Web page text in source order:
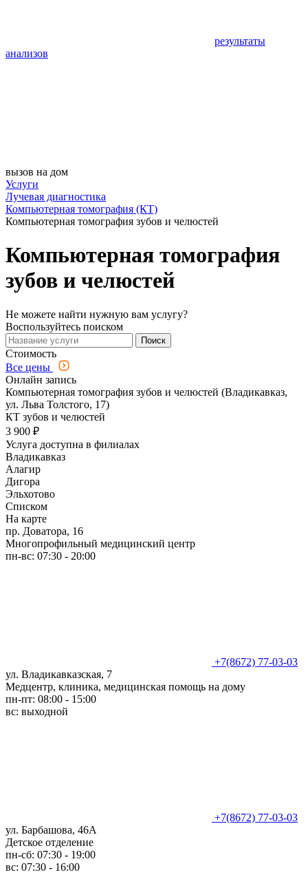
результаты
анализов
вызов на дом
Услуги
Лучевая диагностика
Компьютерная томография (КТ)
Компьютерная томография зубов и челюстей
Компьютерная томография
зубов и челюстей
Не можете найти нужную вам услугу?
Воспользуйтесь поиском
Поиск
Стоимость
Все цены
Онлайн запись
Компьютерная томография зубов и челюстей (Владикавказ,
ул. Льва Толстого, 17)
КТ зубов и челюстей
3 900 ₽
Услуга доступна в филиалах
Владикавказ
Алагир
Дигора
Эльхотово
Списком
На карте
пр. Доватора, 16
Многопрофильный медицинский центр
пн-вс: 07:30 - 20:00
+7(8672) 77-03-03
ул. Владикавказская, 7
Медцентр, клиника, медицинская помощь на дому
пн-пт: 08:00 - 15:00
вс: выходной
+7(8672) 77-03-03
ул. Барбашова, 46А
Детское отделение
пн-сб: 07:30 - 19:00
вс: 07:30 - 16:00